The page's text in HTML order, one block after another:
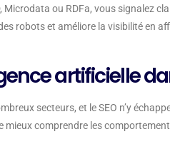
ou RDFa, vous signalez
robots et améliore la visibilité en
artificielle
secteurs, et le SEO n’y
mieux comprendre les